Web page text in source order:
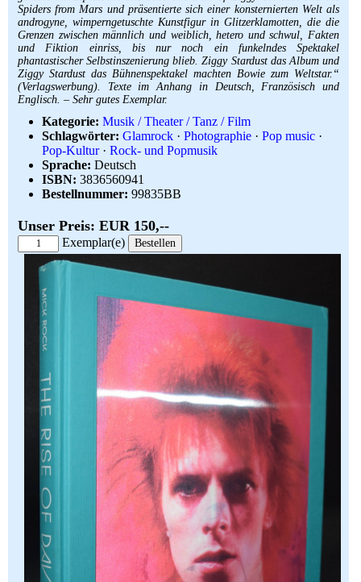
Spiders from Mars und präsentierte sich einer konsternierten Welt als
androgyne, wimperngetuschte Kunstfigur in Glitzerklamotten, die die
Grenzen zwischen männlich und weiblich, hetero und schwul, Fakten
und Fiktion einriss, bis nur noch ein funkelndes Spektakel
phantastischer Selbstinszenierung blieb. Ziggy Stardust das Album und
Ziggy Stardust das Bühnenspektakel machten Bowie zum Weltstar.“
(Verlagswerbung). Texte im Anhang in Deutsch, Französisch und
Englisch. – Sehr gutes Exemplar.
Kategorie: Musik / Theater / Tanz / Film
Schlagwörter: Glamrock · Photographie · Pop music ·
Pop-Kultur· Rock- und Popmusik
Sprache: Deutsch
ISBN: 3836560941
Bestellnummer: 99835BB
Unser Preis: EUR 150,--
Exemplar(e)